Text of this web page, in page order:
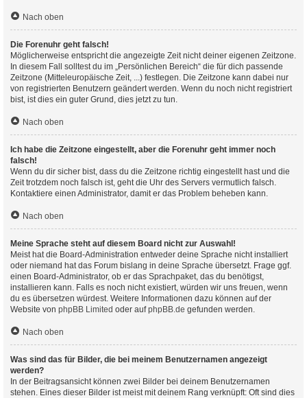
Nach oben
Die Forenuhr geht falsch!
Möglicherweise entspricht die angezeigte Zeit nicht deiner eigenen Zeitzone.
In diesem Fall solltest du im „Persönlichen Bereich“ die für dich passende
Zeitzone (Mitteleuropäische Zeit, ...) festlegen. Die Zeitzone kann dabei nur
von registrierten Benutzern geändert werden. Wenn du noch nicht registriert
bist, ist dies ein guter Grund, dies jetzt zu tun.
Nach oben
Ich habe die Zeitzone eingestellt, aber die Forenuhr geht immer noch
falsch!
Wenn du dir sicher bist, dass du die Zeitzone richtig eingestellt hast und die
Zeit trotzdem noch falsch ist, geht die Uhr des Servers vermutlich falsch.
Kontaktiere einen Administrator, damit er das Problem beheben kann.
Nach oben
Meine Sprache steht auf diesem Board nicht zur Auswahl!
Meist hat die Board-Administration entweder deine Sprache nicht installiert
oder niemand hat das Forum bislang in deine Sprache übersetzt. Frage ggf.
einen Board-Administrator, ob er das Sprachpaket, das du benötigst,
installieren kann. Falls es noch nicht existiert, würden wir uns freuen, wenn
du es übersetzen würdest. Weitere Informationen dazu können auf der
Website von phpBB Limited oder aufphpBB.de gefunden werden.
Nach oben
Was sind das für Bilder, die bei meinem Benutzernamen angezeigt
werden?
In der Beitragsansicht können zwei Bilder bei deinem Benutzernamen
stehen. Eines dieser Bilder ist meist mit deinem Rang verknüpft: Oft sind dies